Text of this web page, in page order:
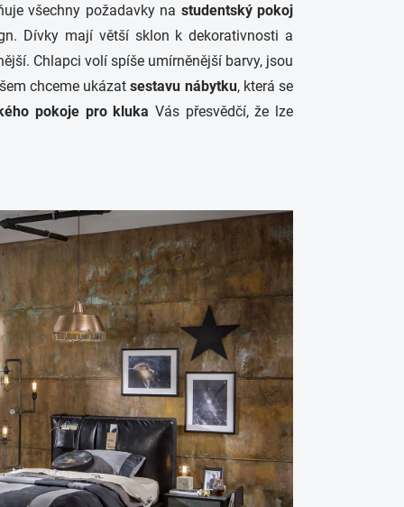
všechny požadavky na studentský pokoj
Dívky mají větší sklon k dekorativnosti a
Chlapci volí spíše umírněnější barvy, jsou
chceme ukázatsestavu nábytku, která se
pokoje pro kluka Vás přesvědčí, že lze